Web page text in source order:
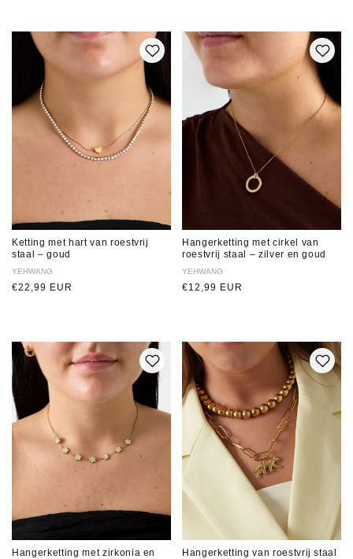
Ketting met hart van roestvrij
staal – goud
Verkoper:
YEHWANG
Normale
€22,99 EUR
Hangerketting met cirkel van
roestvrij staal – zilver en goud
Verkoper:
YEHWANG
Normale
€12,99 EUR
Hangerketting met zirkonia en
Hangerketting van roestvrij staal